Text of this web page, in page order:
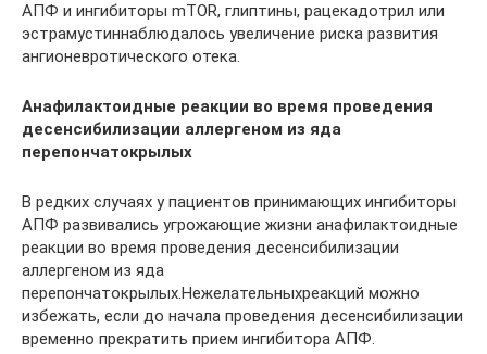
АПФ и ингибиторы mTOR, глиптины, рацекадотрил или
эстрамустиннаблюдалось увеличение риска развития
ангионевротического отека.
Анафилактоидные реакции во время проведения
десенсибилизации аллергеном из яда
перепончатокрылых
В редких случаях у пациентов принимающих ингибиторы
АПФ развивались угрожающие жизни анафилактоидные
реакции во время проведения десенсибилизации
аллергеном из яда
перепончатокрылых.Нежелательныхреакций можно
избежать, если до начала проведения десенсибилизации
временно прекратить прием ингибитора АПФ.